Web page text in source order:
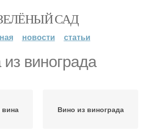
САД
новости статьи
винограда
вина Вино из винограда